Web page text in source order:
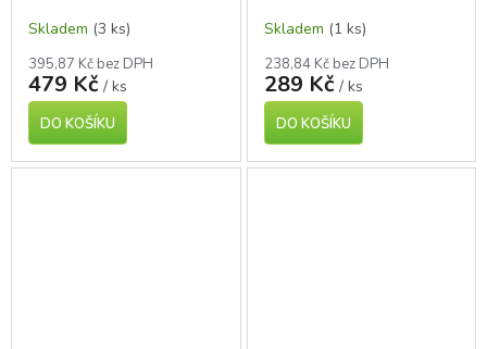
0066, kovový bo
Skladem (3 ks)
395,87 Kč bez DPH
479 Kč / ks
DO KOŠÍKU
Skladem (1 ks)
238,84 Kč bez DPH
289 Kč / ks
DO KOŠÍKU